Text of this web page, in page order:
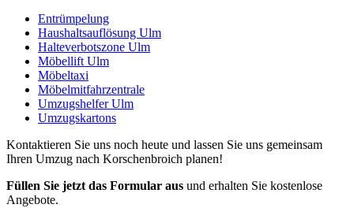
Entrümpelung
Haushaltsauflösung Ulm
Halteverbotszone Ulm
Möbellift Ulm
Möbeltaxi
Möbelmitfahrzentrale
Umzugshelfer Ulm
Umzugskartons
Kontaktieren Sie uns noch heute und lassen Sie uns gemeinsam
Ihren Umzug nach Korschenbroich planen!
Füllen Sie jetzt das Formular aus und erhalten Sie kostenlose
Angebote.